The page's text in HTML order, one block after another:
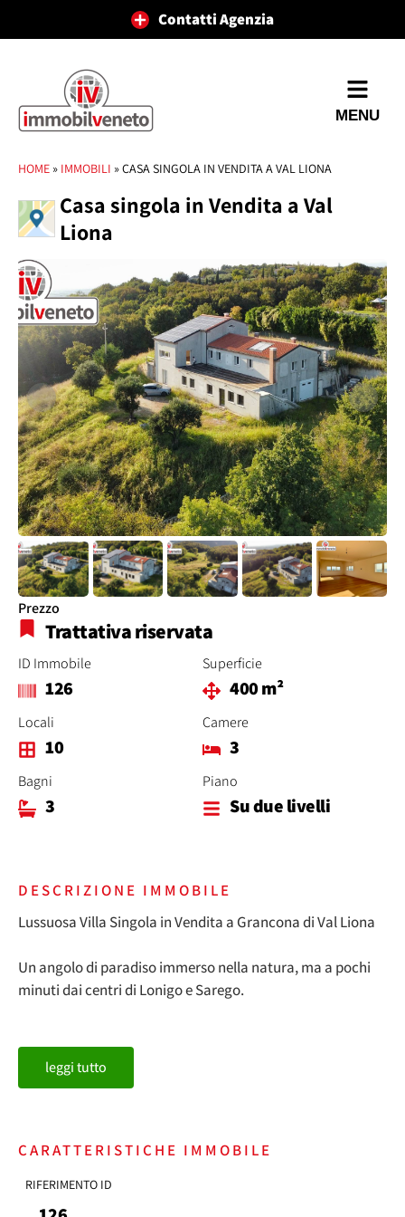
Contatti Agenzia
MENU
HOME » IMMOBILI »CASA SINGOLA IN VENDITA A VAL LIONA
Casa singola in Vendita a Val
Liona
Prezzo
Trattativa riservata
ID Immobile
126
Superficie
400 m²
Locali
10
Camere
3
Bagni
3
Piano
Su due livelli
DESCRIZIONE IMMOBILE
Lussuosa Villa Singola in Vendita a Grancona di Val Liona
Un angolo di paradiso immerso nella natura, ma a pochi
minuti dai centri di Lonigo e Sarego.
soluzione perfetta per chi desidera vivere in totale privacy,
senza rinunciare alla comodità e alla vicinanza ai
ideale per chi cerca un rifugio lontano dal caos, ma
leggi tutto
CARATTERISTICHE IMMOBILE
RIFERIMENTO ID